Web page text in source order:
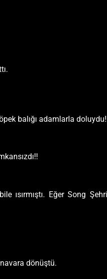
balığı adamlarla
ısırmıştı. Eğer Song
dönüştü.